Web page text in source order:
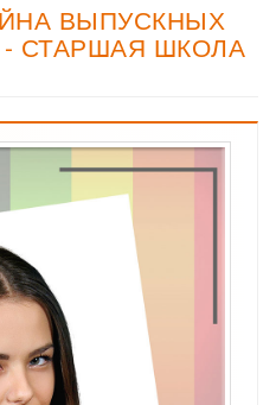
ВЫПУСКНЫХ
СТАРШАЯ ШКОЛА